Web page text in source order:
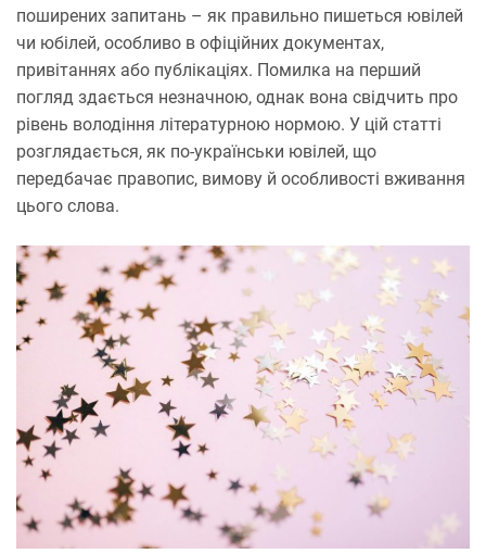
поширених запитань – як правильно пишеться ювілей
чи юбілей, особливо в офіційних документах,
привітаннях або публікаціях. Помилка на перший
погляд здається незначною, однак вона свідчить про
рівень володіння літературною нормою. У цій статті
розглядається, як по-українськи ювілей, що
передбачає правопис, вимову й особливості вживання
цього слова.